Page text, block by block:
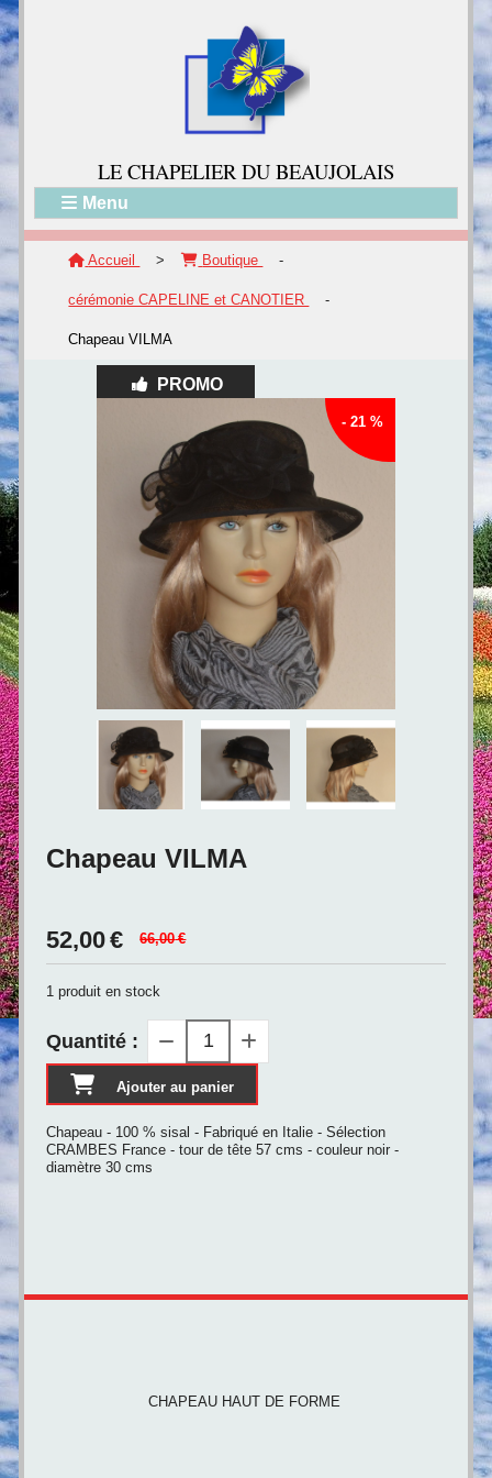
LE CHAPELIER DU BEAUJOLAIS
Menu
Accueil > Boutique -
cérémonie CAPELINE et CANOTIER -
Chapeau VILMA
PROMO
- 21 %
Chapeau VILMA
52,00€ 66,00€
1 produit en stock
Quantité :
Ajouter au panier
Chapeau - 100 % sisal - Fabriqué en Italie - Sélection
CRAMBES France - tour de tête 57 cms - couleur noir -
diamètre 30 cms
CHAPEAU HAUT DE FORME